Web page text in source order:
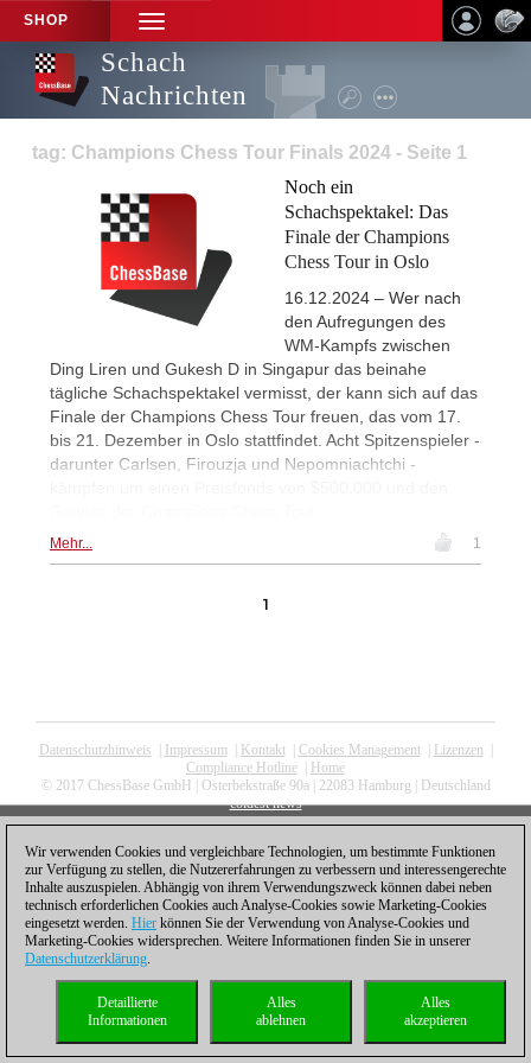
SHOP
TOGGLE
NAVIGATION
Schach
Nachrichten
tag: Champions Chess Tour Finals 2024 - Seite 1
Noch ein
Schachspektakel: Das
Finale der Champions
Chess Tour in Oslo
16.12.2024 – Wer nach
den Aufregungen des
WM-Kampfs zwischen
Ding Liren und Gukesh D in Singapur das beinahe
tägliche Schachspektakel vermisst, der kann sich auf das
Finale der Champions Chess Tour freuen, das vom 17.
bis 21. Dezember in Oslo stattfindet. Acht Spitzenspieler -
darunter Carlsen, Firouzja und Nepomniachtchi -
Mehr... 1
1
Datenschutzhinweis Impressum| Kontakt| Cookies Management| Lizenzen
Compliance Hotline
Home
© 2017 ChessBase GmbH | Osterbekstraße 90a | 22083 Hamburg | Deutschland
coldest news
Wir verwenden Cookies und vergleichbare Technologien, um bestimmte Funktionen
zur Verfügung zu stellen, die Nutzererfahrungen zu verbessern und interessengerechte
Inhalte auszuspielen. Abhängig von ihrem Verwendungszweck können dabei neben
technisch erforderlichen Cookies auch Analyse-Cookies sowie Marketing-Cookies
eingesetzt werden. Hier können Sie der Verwendung von Analyse-Cookies und
Marketing-Cookies widersprechen. Weitere Informationen finden Sie in unserer
Datenschutzerklärung.
Alles
akzeptieren
Alles
ablehnen
Detaillierte
Informationen